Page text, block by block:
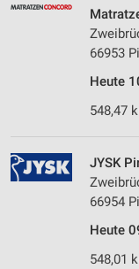
66953
Heute
548,47
JYSK
66954
Heute
548,01